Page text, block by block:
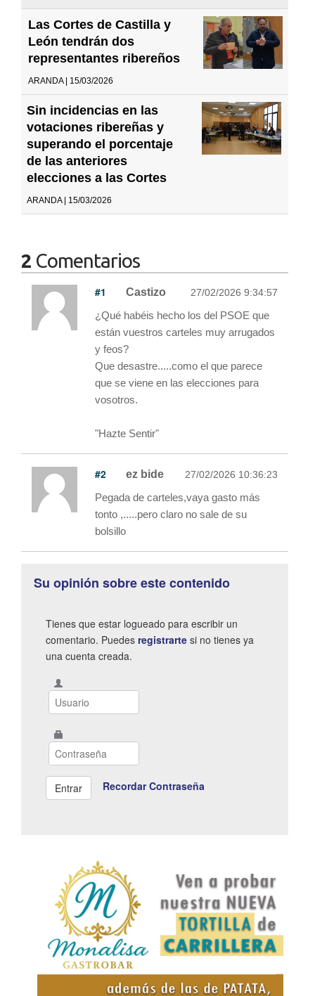
Las Cortes de Castilla y
León tendrán dos
representantes ribereños
ARANDA | 15/03/2026
Sin incidencias en las
votaciones ribereñas y
superando el porcentaje
de las anteriores
elecciones a las Cortes
ARANDA | 15/03/2026
2 Comentarios
#1 Castizo 27/02/2026 9:34:57
¿Qué habéis hecho los del PSOE que
están vuestros carteles muy arrugados
y feos?
Que desastre.....como el que parece
que se viene en las elecciones para
vosotros.
"Hazte Sentir"
#2 ez bide 27/02/2026 10:36:23
Pegada de carteles,vaya gasto más
tonto ,.....pero claro no sale de su
bolsillo
Su opinión sobre este contenido
Tienes que estar logueado para escribir un
comentario. Puedes registrarte si no tienes ya
una cuenta creada.
Recordar Contraseña